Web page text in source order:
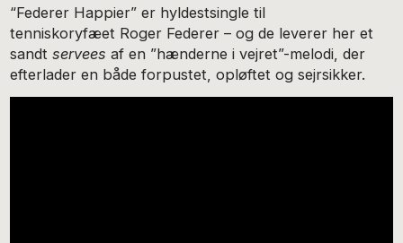
“Federer Happier” er hyldestsingle til
tenniskoryfæet Roger Federer – og de leverer her et
sandtservees af en ”hænderne i vejret”-melodi, der
efterlader en både forpustet, opløftet og sejrsikker.